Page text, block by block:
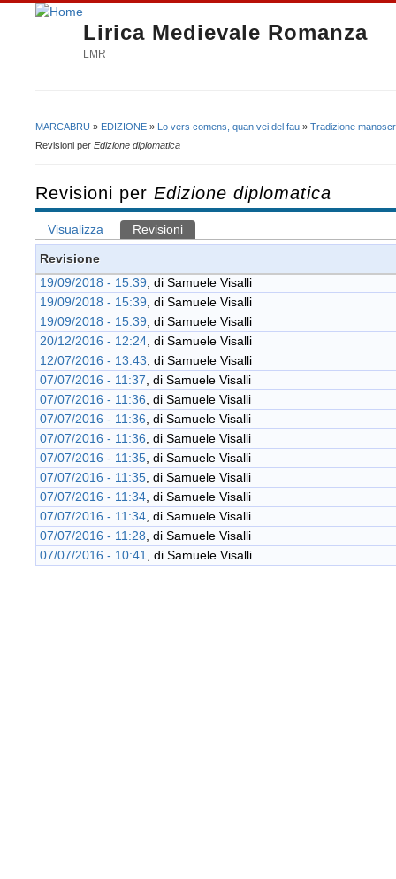
Lirica Medievale Romanza
LMR
Tu sei qui
MARCABRU » EDIZIONE » Lo vers comens, quan vei del fau » Tradizione
Revisioni per Edizione diplomatica
Revisioni per Edizione diplomatica
Schede primarie
Visualizza Revisioni
Revisione
19/09/2018 - 15:39 , di Samuele Visalli
19/09/2018 - 15:39 , di Samuele Visalli
19/09/2018 - 15:39 , di Samuele Visalli
20/12/2016 - 12:24 , di Samuele Visalli
12/07/2016 - 13:43 , di Samuele Visalli
07/07/2016 - 11:37 , di Samuele Visalli
07/07/2016 - 11:36 , di Samuele Visalli
07/07/2016 - 11:36 , di Samuele Visalli
07/07/2016 - 11:36 , di Samuele Visalli
07/07/2016 - 11:35 , di Samuele Visalli
07/07/2016 - 11:35 , di Samuele Visalli
07/07/2016 - 11:34 , di Samuele Visalli
07/07/2016 - 11:34 , di Samuele Visalli
07/07/2016 - 11:28 , di Samuele Visalli
07/07/2016 - 10:41
, di Samuele Visalli